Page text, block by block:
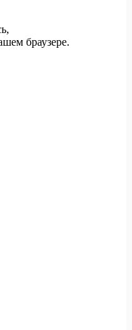
браузере.